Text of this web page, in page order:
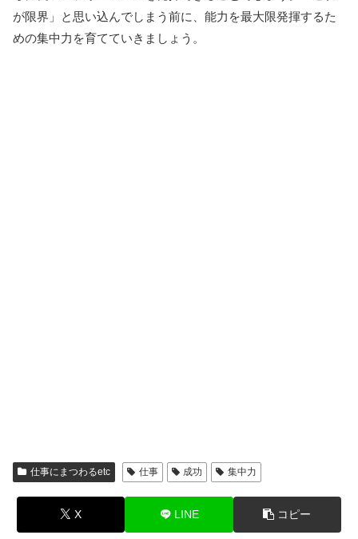
が限界」と思い込んでしまう前に、能力を最大限発揮するた
めの集中力を育てていきましょう。
仕事にまつわるetc 仕事 成功 集中力
X LINE コピー